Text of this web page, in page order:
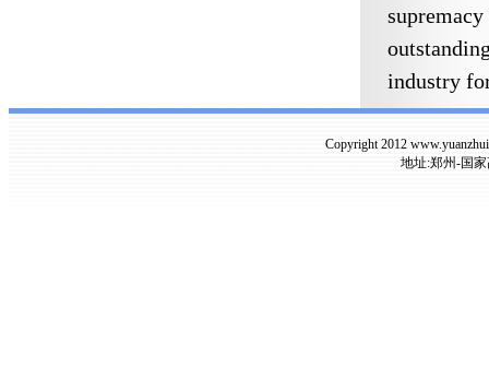
industry
Copyright 2012
地址:郑州-国